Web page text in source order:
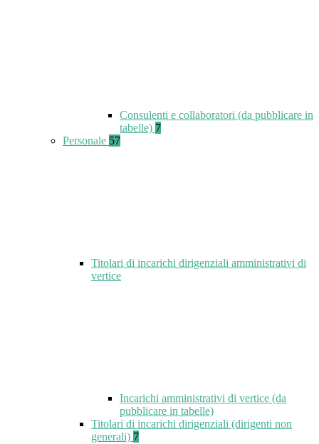
Consulenti e collaboratori (da pubblicare in
tabelle) 7
Personale 57
Titolari di incarichi dirigenziali amministrativi di
vertice
Incarichi amministrativi di vertice (da
pubblicare in tabelle)
Titolari di incarichi dirigenziali (dirigenti non
generali) 7